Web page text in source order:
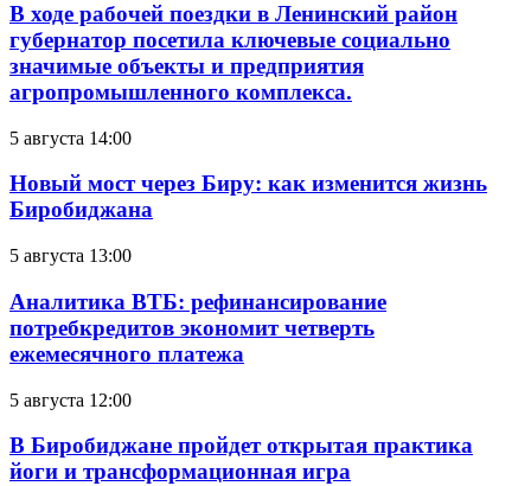
В ходе рабочей поездки в Ленинский район
губернатор посетила ключевые социально
значимые объекты и предприятия
агропромышленного комплекса.
5 августа 14:00
Новый мост через Биру: как изменится жизнь
Биробиджана
5 августа 13:00
Аналитика ВТБ: рефинансирование
потребкредитов экономит четверть
ежемесячного платежа
5 августа 12:00
В Биробиджане пройдет открытая практика
йоги и трансформационная игра